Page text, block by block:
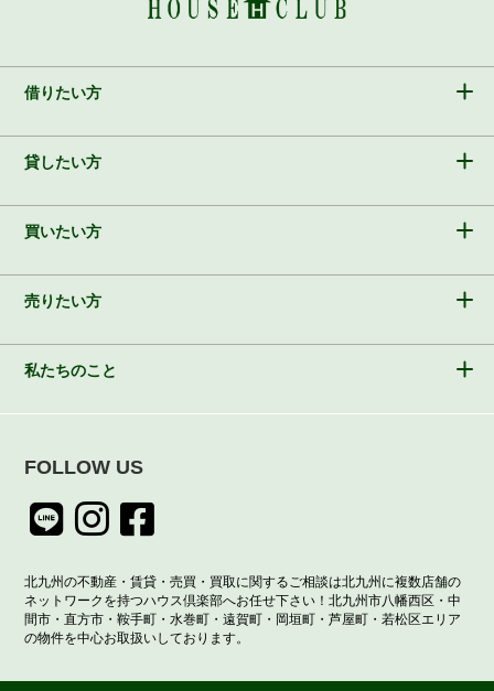
借りたい方
貸したい方
買いたい方
売りたい方
私たちのこと
FOLLOW US
北九州の不動産・賃貸・売買・買取に関するご相談は北九州に複数店舗の
ネットワークを持つハウス倶楽部へお任せ下さい！北九州市八幡西区・中
間市・直方市・鞍手町・水巻町・遠賀町・岡垣町・芦屋町・若松区エリア
の物件を中心お取扱いしております。